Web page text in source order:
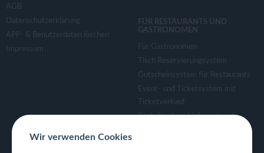
AGB
Datenschutzerklärung
APP- & Benutzerdaten löschen
Impressum
FÜR RESTAURANTS UND
GASTRONOMEN
Für Gastronomen
Tisch Reservierungsystem
Gutscheinsystem für Restaurants
Event- und Ticketsystem mit
Ticketverkauf
Bestellsystem Lieferung und
Wir verwenden Cookies